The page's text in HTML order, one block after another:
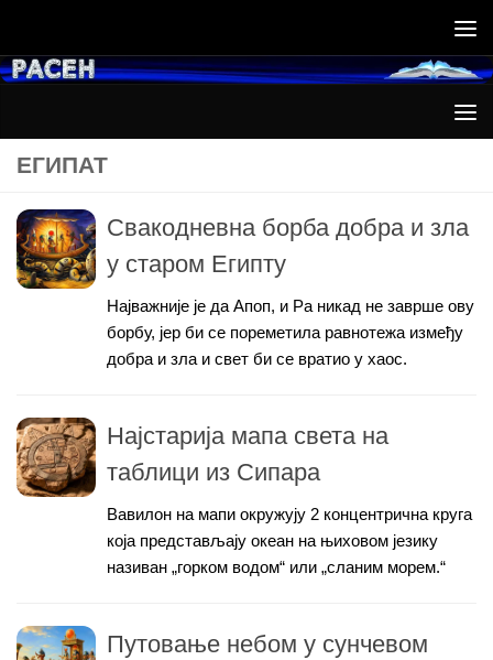
ЕГИПАТ
Свакодневна борба добра и зла
у старом Египту
Најважније је да Апоп, и Ра никад не заврше ову
борбу, јер би се пореметила равнотежа између
добра и зла и свет би се вратио у хаос.
Најстарија мапа света на
таблици из Сипара
Вавилон на мапи окружују 2 концентрична круга
која представљају океан на њиховом језику
називан „горком водом“ или „сланим морем.“
Путовање небом у сунчевом